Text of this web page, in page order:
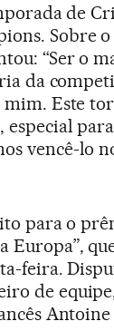
de
Sobre o
“Ser o
da
Este
vencê-lo
para o
Europa”,
feira.
de